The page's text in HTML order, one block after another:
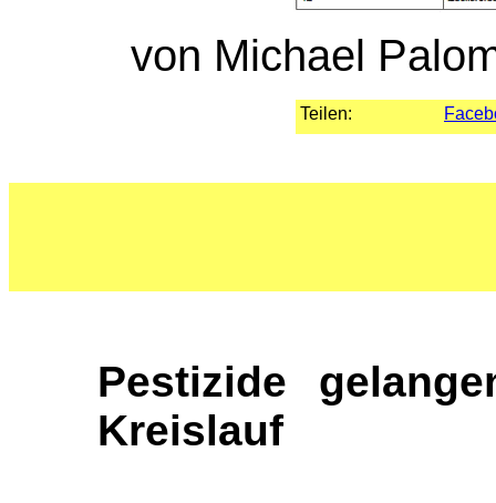
von Michael
Teilen:
Pestizide
Kreislauf